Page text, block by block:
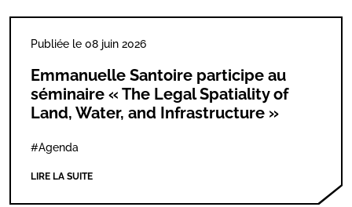
Publiée le 08 juin 2026
Emmanuelle Santoire participe au
séminaire « The Legal Spatiality of
Land, Water, and Infrastructure »
#Agenda
LIRE LA SUITE